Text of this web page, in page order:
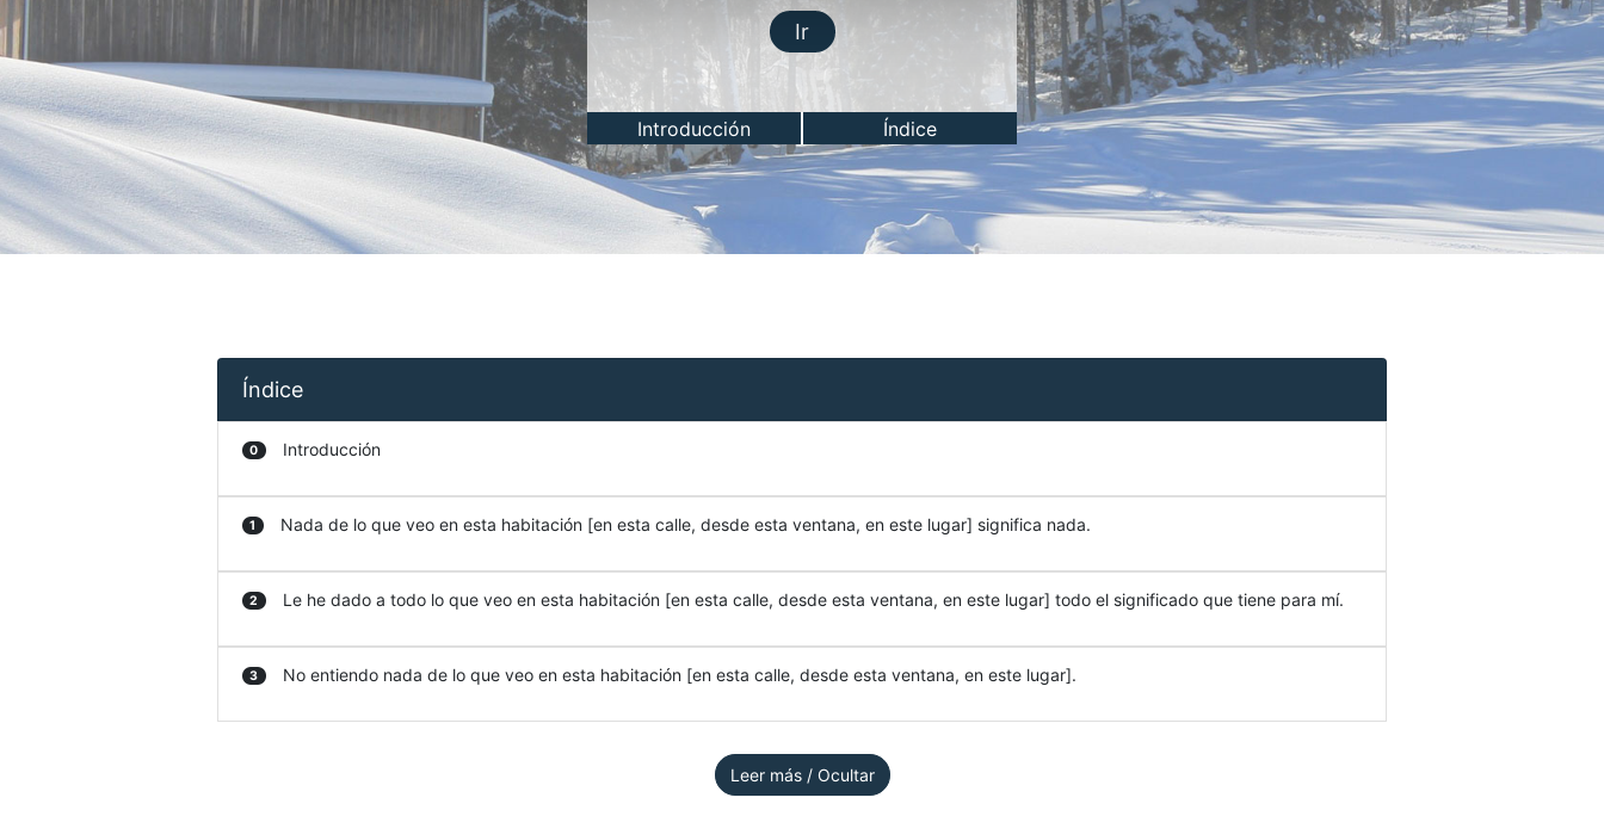
Ir
Introducción Índice
Índice
0 Introducción
1 Nada de lo que veo en esta habitación [en esta calle, desde esta ventana, en este lugar] significa nada.
2 Le he dado a todo lo que veo en esta habitación [en esta calle, desde esta ventana, en este lugar] todo el significado que tiene para mí.
3 No entiendo nada de lo que veo en esta habitación [en esta calle, desde esta ventana, en este lugar].
Leer más / Ocultar